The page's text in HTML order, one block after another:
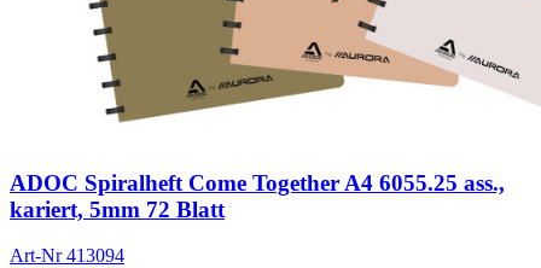
ADOC Spiralheft Come Together A4 6055.25 ass.,
kariert, 5mm 72 Blatt
Art-Nr413094